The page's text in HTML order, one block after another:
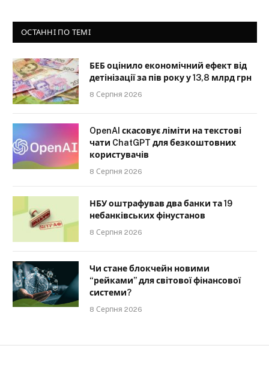
ОСТАННІ ПО ТЕМІ
БЕБ оцінило економічний ефект від
детінізації за пів року у 13,8 млрд грн
8 Серпня 2026
OpenAI скасовує ліміти на текстові
чати ChatGPT для безкоштовних
користувачів
8 Серпня 2026
НБУ оштрафував два банки та 19
небанківських фінустанов
8 Серпня 2026
Чи стане блокчейн новими
“рейками” для світової фінансової
системи?
8 Серпня 2026